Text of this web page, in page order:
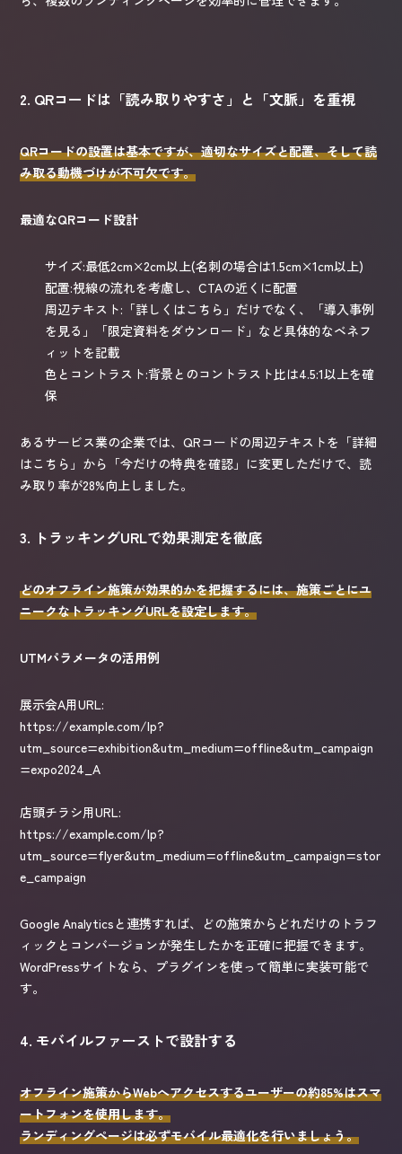
2. QRコードは「読み取りやすさ」と「文脈」を重視
QRコードの設置は基本ですが、適切なサイズと配置、そして読
み取る動機づけが不可欠です。
最適なQRコード設計
サイズ:最低2cm×2cm以上(名刺の場合は1.5cm×1cm以上)
配置:視線の流れを考慮し、CTAの近くに配置
周辺テキスト:「詳しくはこちら」だけでなく、「導入事例
を見る」「限定資料をダウンロード」など具体的なベネフ
ィットを記載
色とコントラスト:背景とのコントラスト比は4.5:1以上を確
保
あるサービス業の企業では、QRコードの周辺テキストを「詳細
はこちら」から「今だけの特典を確認」に変更しただけで、読
み取り率が28%向上しました。
3. トラッキングURLで効果測定を徹底
どのオフライン施策が効果的かを把握するには、施策ごとにユ
ニークなトラッキングURLを設定します。
UTMパラメータの活用例
展示会A用URL:
https://example.com/lp?
utm_source=exhibition&utm_medium=offline&utm_campaign
=expo2024_A
店頭チラシ用URL:
https://example.com/lp?
utm_source=flyer&utm_medium=offline&utm_campaign=stor
e_campaign
Google Analyticsと連携すれば、どの施策からどれだけのトラフ
ィックとコンバージョンが発生したかを正確に把握できます。
WordPressサイトなら、プラグインを使って簡単に実装可能で
す。
4. モバイルファーストで設計する
オフライン施策からWebへアクセスするユーザーの約85%はスマ
ートフォンを使用します。
ランディングページは必ずモバイル最適化を行いましょう。